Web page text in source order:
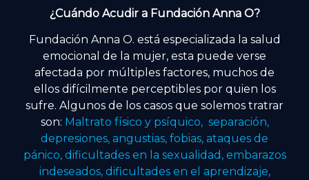
¿Cuándo Acudir a Fundación Anna O?
Fundación Anna O. está especializada la salud
emocional de la mujer, esta puede verse
afectada por múltiples factores, muchos de
ellos difícilmente perceptibles por quien los
sufre. Algunos de los casos que solemos tratrar
son: Maltrato físico y psíquico, separación,
depresiones, angustias, fobias, ataques de
pánico, dificultades en la sexualidad, embarazos
indeseados, dificultades en el aprendizaje,